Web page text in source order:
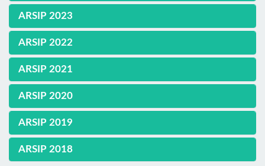
ARSIP 2023
ARSIP 2022
ARSIP 2021
ARSIP 2020
ARSIP 2019
ARSIP 2018